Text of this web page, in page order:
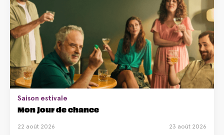
Saison estivale
Mon jour de chance
22 août 2026 23 août 2026